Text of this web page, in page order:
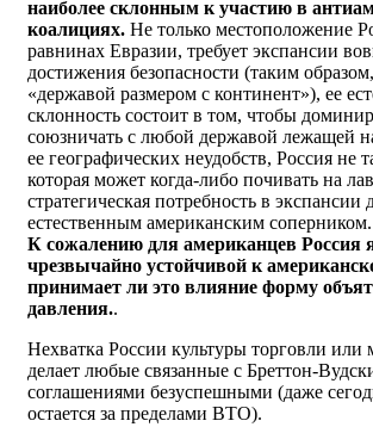
наиболее склонным к участию в
коалициях. Не только местоположение
равнинах Евразии, требует экспансии
достижения безопасности (таким
«державой размером с континент»), ее
склонность состоит в том, чтобы
союзничать с любой державой лежащей
ее географических неудобств, Россия не
которая может когда-либо почивать на
стратегическая потребность в экспансии
естественным американским соперником.
К сожалению для американцев Россия
чрезвычайно устойчивой к
принимает ли это влияние форму
давления..
Нехватка России культуры торговли или
делает любые связанные с Бреттон-
соглашениями безуспешными (даже
остается за пределами ВТО).